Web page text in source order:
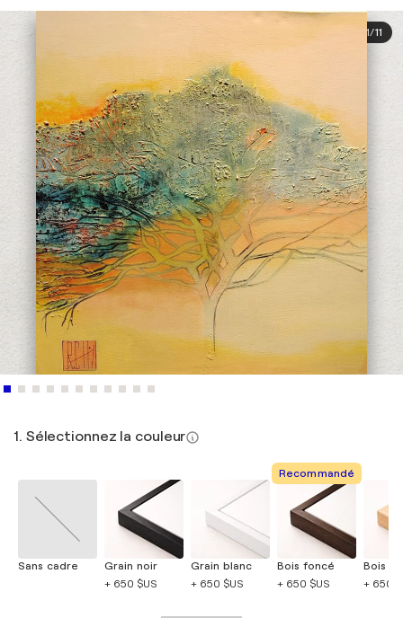
1/11
1. Sélectionnez la couleur
Sans cadre
Grain noir
+ 650 $US
Grain blanc
+ 650 $US
Recommandé
Bois foncé
+ 650 $US
Bois
+ 650